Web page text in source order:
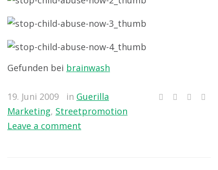
Gefunden bei brainwash
19. Juni 2009 in Guerilla
Marketing, Streetpromotion
Leave a comment